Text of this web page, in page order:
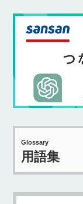
Glossary
用語集